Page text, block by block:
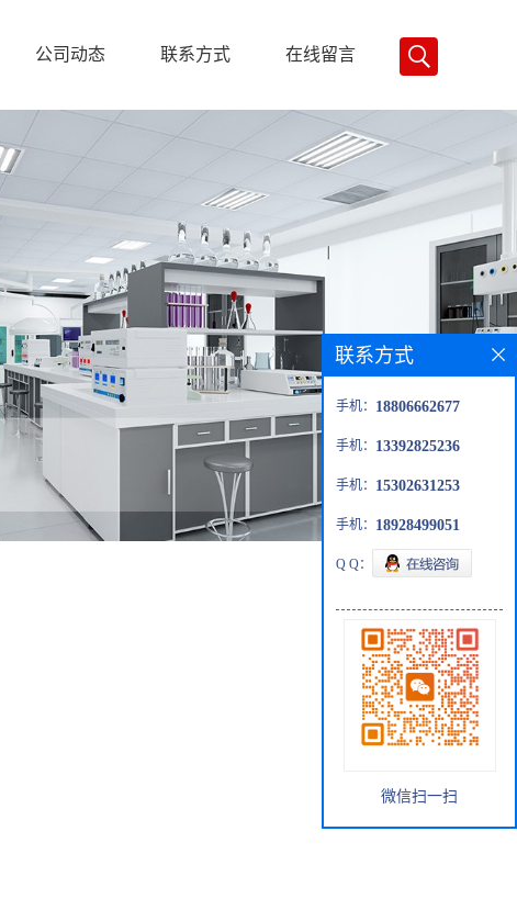
公司动态 联系方式 在线留言
联系方式
手机： 18806662677
手机： 13392825236
手机： 15302631253
手机： 18928499051
Q Q：
微信扫一扫